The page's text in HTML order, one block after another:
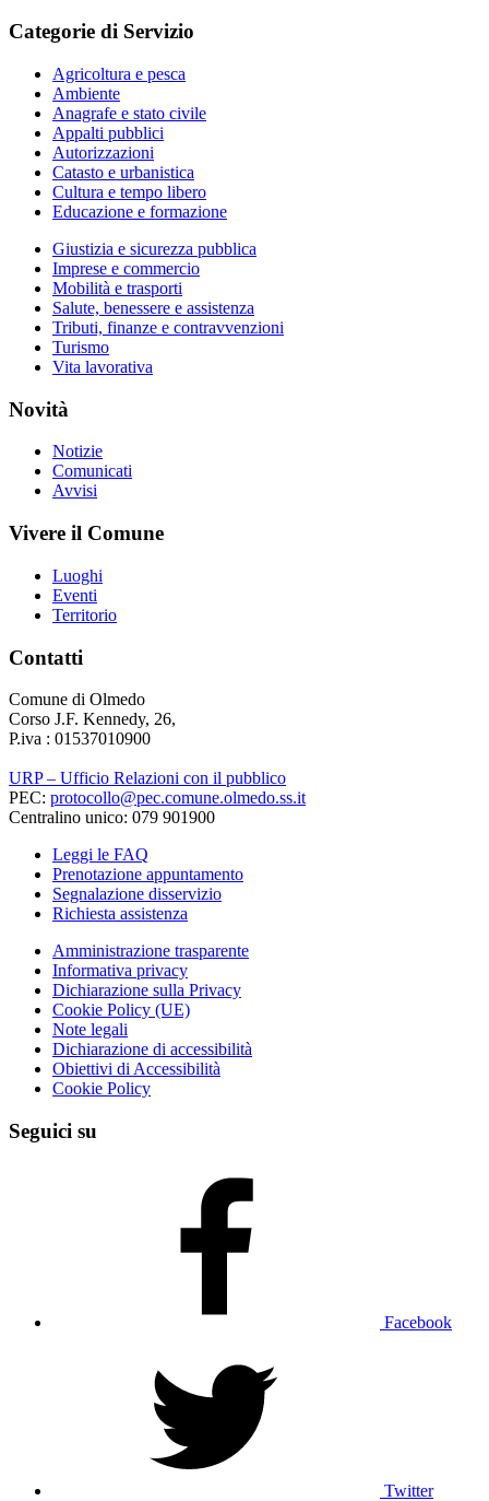
Categorie di Servizio
Agricoltura e pesca
Ambiente
Anagrafe e stato civile
Appalti pubblici
Autorizzazioni
Catasto e urbanistica
Cultura e tempo libero
Educazione e formazione
Giustizia e sicurezza pubblica
Imprese e commercio
Mobilità e trasporti
Salute, benessere e assistenza
Tributi, finanze e contravvenzioni
Turismo
Vita lavorativa
Novità
Notizie
Comunicati
Avvisi
Vivere il Comune
Luoghi
Eventi
Territorio
Contatti
Comune di Olmedo
Corso J.F. Kennedy, 26,
P.iva : 01537010900
URP – Ufficio Relazioni con il pubblico
PEC: protocollo@pec.comune.olmedo.ss.it
Centralino unico: 079 901900
Leggi le FAQ
Prenotazione appuntamento
Segnalazione disservizio
Richiesta assistenza
Amministrazione trasparente
Informativa privacy
Dichiarazione sulla Privacy
Cookie Policy (UE)
Note legali
Dichiarazione di accessibilità
Obiettivi di Accessibilità
Cookie Policy
Seguici su
Facebook
Twitter